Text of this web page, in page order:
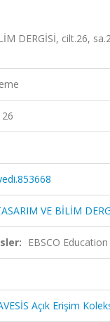
DERGİSİ, cilt.26,
26
VE BİLİM
EBSCO
Açık Erişim